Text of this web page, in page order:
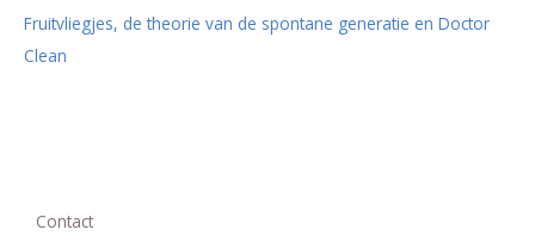
Fruitvliegjes, de theorie van de spontane generatie en Doctor
Clean
Contact